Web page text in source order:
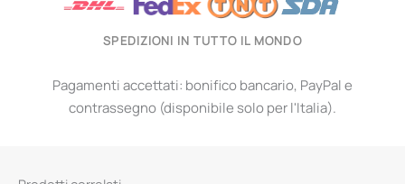
SPEDIZIONI IN TUTTO IL MONDO
Pagamenti accettati: bonifico bancario, PayPal e
contrassegno (disponibile solo per l'Italia).